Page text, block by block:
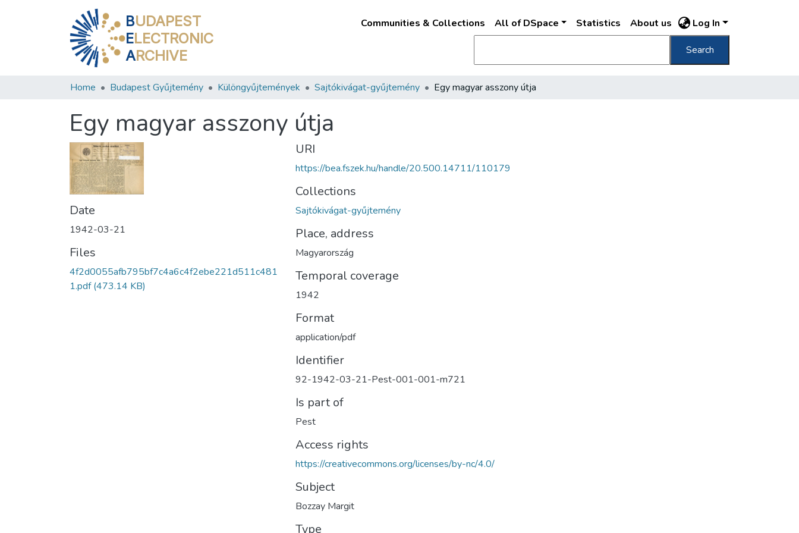
BUDAPEST
ELECTRONIC
ARCHIVE
Communities & Collections All of DSpace Statistics About us Log In
Search
Home Budapest Gyűjtemény Különgyűjtemények Sajtókivágat-gyűjtemény Egy magyar asszony útja
Egy magyar asszony útja
Date
1942-03-21
Files
4f2d0055afb795bf7c4a6c4f2ebe221d511c481
1.pdf(473.14 KB)
URI
https://bea.fszek.hu/handle/20.500.14711/110179
Collections
Sajtókivágat-gyűjtemény
Place, address
Magyarország
Temporal coverage
1942
Format
application/pdf
Identifier
92-1942-03-21-Pest-001-001-m721
Is part of
Pest
Access rights
https://creativecommons.org/licenses/by-nc/4.0/
Subject
Bozzay Margit
Type